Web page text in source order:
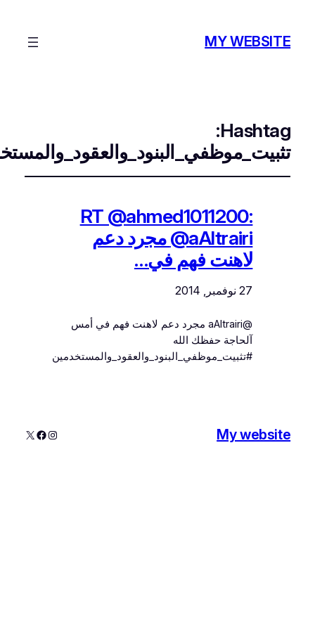
MY
RT @ahmed1011200:
@aAltrairi مجرد دعم
لاهنت فهم في…
@aAltrairi مجرد دعم لاهنت فهم في أمس
آلحاجة حفظك الله
#تثبيت_موظفي_البنود_والعقود_والمستخدمين
My إنستجرام
فيسبوك
إكس